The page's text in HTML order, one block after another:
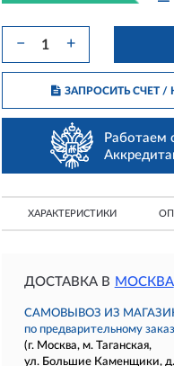
− +
ЗАПРОСИТЬ СЧЕТ /
Работаем
ХАРАКТЕРИСТИКИ
ДОСТАВКА В МОСКВА
САМОВЫВОЗ ИЗ
по предварительному
(г. Москва, м. Таганская,
ул. Большие Каменщики, д.